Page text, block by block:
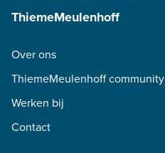
ThiemeMeulenhoff
Over ons
ThiemeMeulenhoff community
Werken bij
Contact